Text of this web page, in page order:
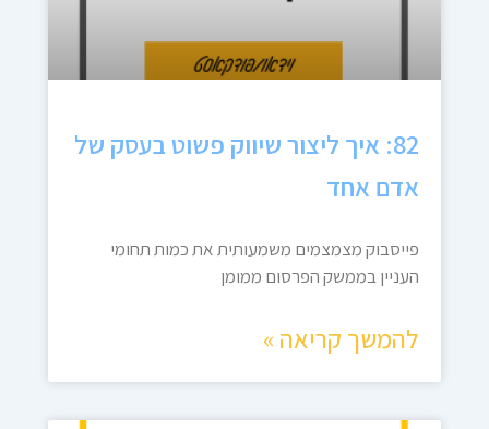
82: איך ליצור שיווק פשוט בעסק של
אדם אחד
פייסבוק מצמצמים משמעותית את כמות תחומי
העניין בממשק הפרסום ממומן
להמשך קריאה »